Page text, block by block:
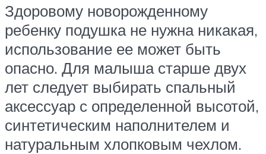
Здоровому новорожденному
ребенку подушка не нужна никакая,
использование ее может быть
опасно. Для малыша старше двух
лет следует выбирать спальный
аксессуар с определенной высотой,
синтетическим наполнителем и
натуральным хлопковым чехлом.